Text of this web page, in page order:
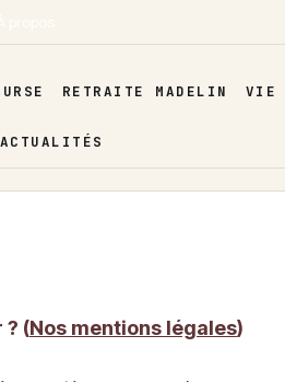
RETRAITE MADELIN VIE
ACTUALITÉS
? (Nos mentions légales)